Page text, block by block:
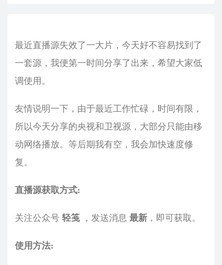
最近直播源失效了一大片，今天好不容易找到了
一套源，我便第一时间分享了出来，希望大家低
调使用。
友情说明一下，由于最近工作忙碌，时间有限，
所以今天分享的央视和卫视源，大部分只能由移
动网络播放。等后期我有空，我会加快速度修
复。
直播源获取方式:
关注公众号 轻笺 ，发送消息 最新 ，即可获取。
使用方法: